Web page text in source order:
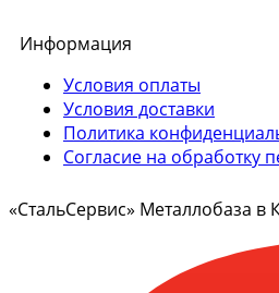
Информация
Условия оплаты
Условия доставки
Политика
Согласие на обработку
«СтальСервис» Металлобаза в